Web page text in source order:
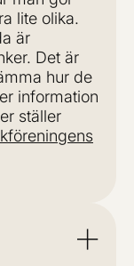
lite olika.
är
Det är
hur de
information
ställer